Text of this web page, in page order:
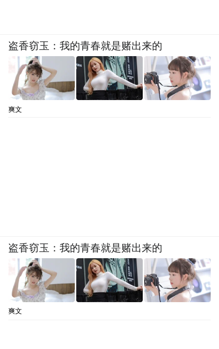
盗香窃玉：我的青春就是赌出来的
爽文
盗香窃玉：我的青春就是赌出来的
爽文